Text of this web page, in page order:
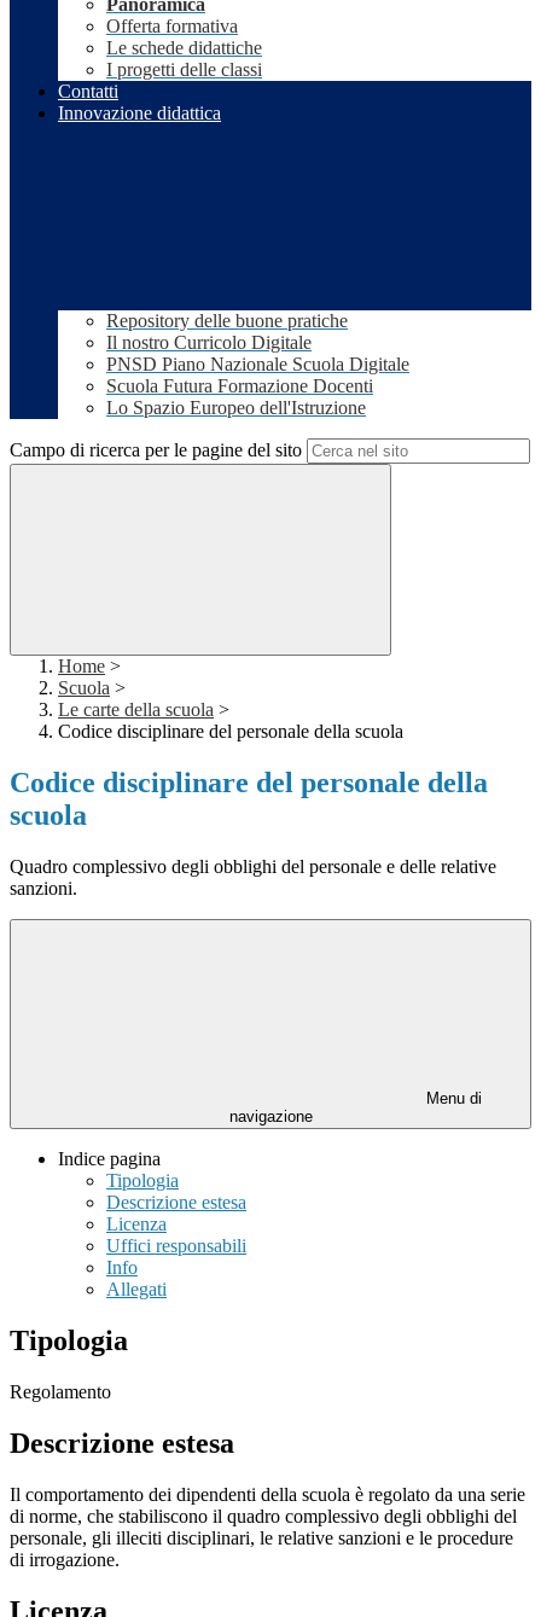
Panoramica
Offerta formativa
Le schede didattiche
I progetti delle classi
Contatti
Innovazione didattica
Repository delle buone pratiche
Il nostro Curricolo Digitale
PNSD Piano Nazionale Scuola Digitale
Scuola Futura Formazione Docenti
Lo Spazio Europeo dell'Istruzione
Campo di ricerca per le pagine del sito
Home >
Scuola >
Le carte della scuola >
Codice disciplinare del personale della scuola
Codice disciplinare del personale della
scuola
Quadro complessivo degli obblighi del personale e delle relative
sanzioni.
Menu di
navigazione
Indice pagina
Tipologia
Descrizione estesa
Licenza
Uffici responsabili
Info
Allegati
Tipologia
Regolamento
Descrizione estesa
Il comportamento dei dipendenti della scuola è regolato da una serie
di norme, che stabiliscono il quadro complessivo degli obblighi del
personale, gli illeciti disciplinari, le relative sanzioni e le procedure
di irrogazione.
Licenza